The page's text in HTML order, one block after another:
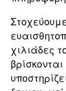
χιλιάδες